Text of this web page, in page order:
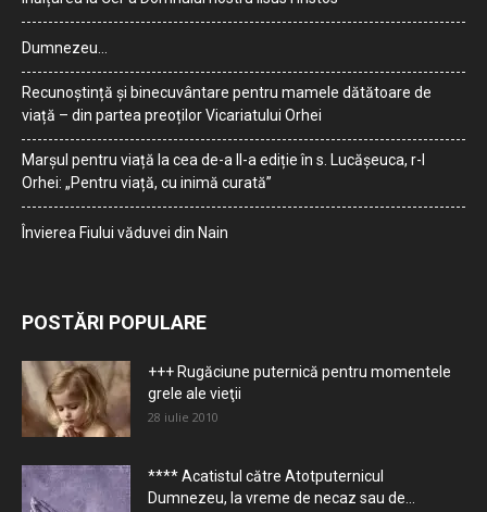
Dumnezeu…
Recunoștință și binecuvântare pentru mamele dătătoare de
viață – din partea preoților Vicariatului Orhei
Marșul pentru viață la cea de-a II-a ediție în s. Lucășeuca, r-l
Orhei: „Pentru viață, cu inimă curată”
Învierea Fiului văduvei din Nain
POSTĂRI POPULARE
+++ Rugăciune puternică pentru momentele
grele ale vieţii
28 iulie 2010
**** Acatistul către Atotputernicul
Dumnezeu, la vreme de necaz sau de...